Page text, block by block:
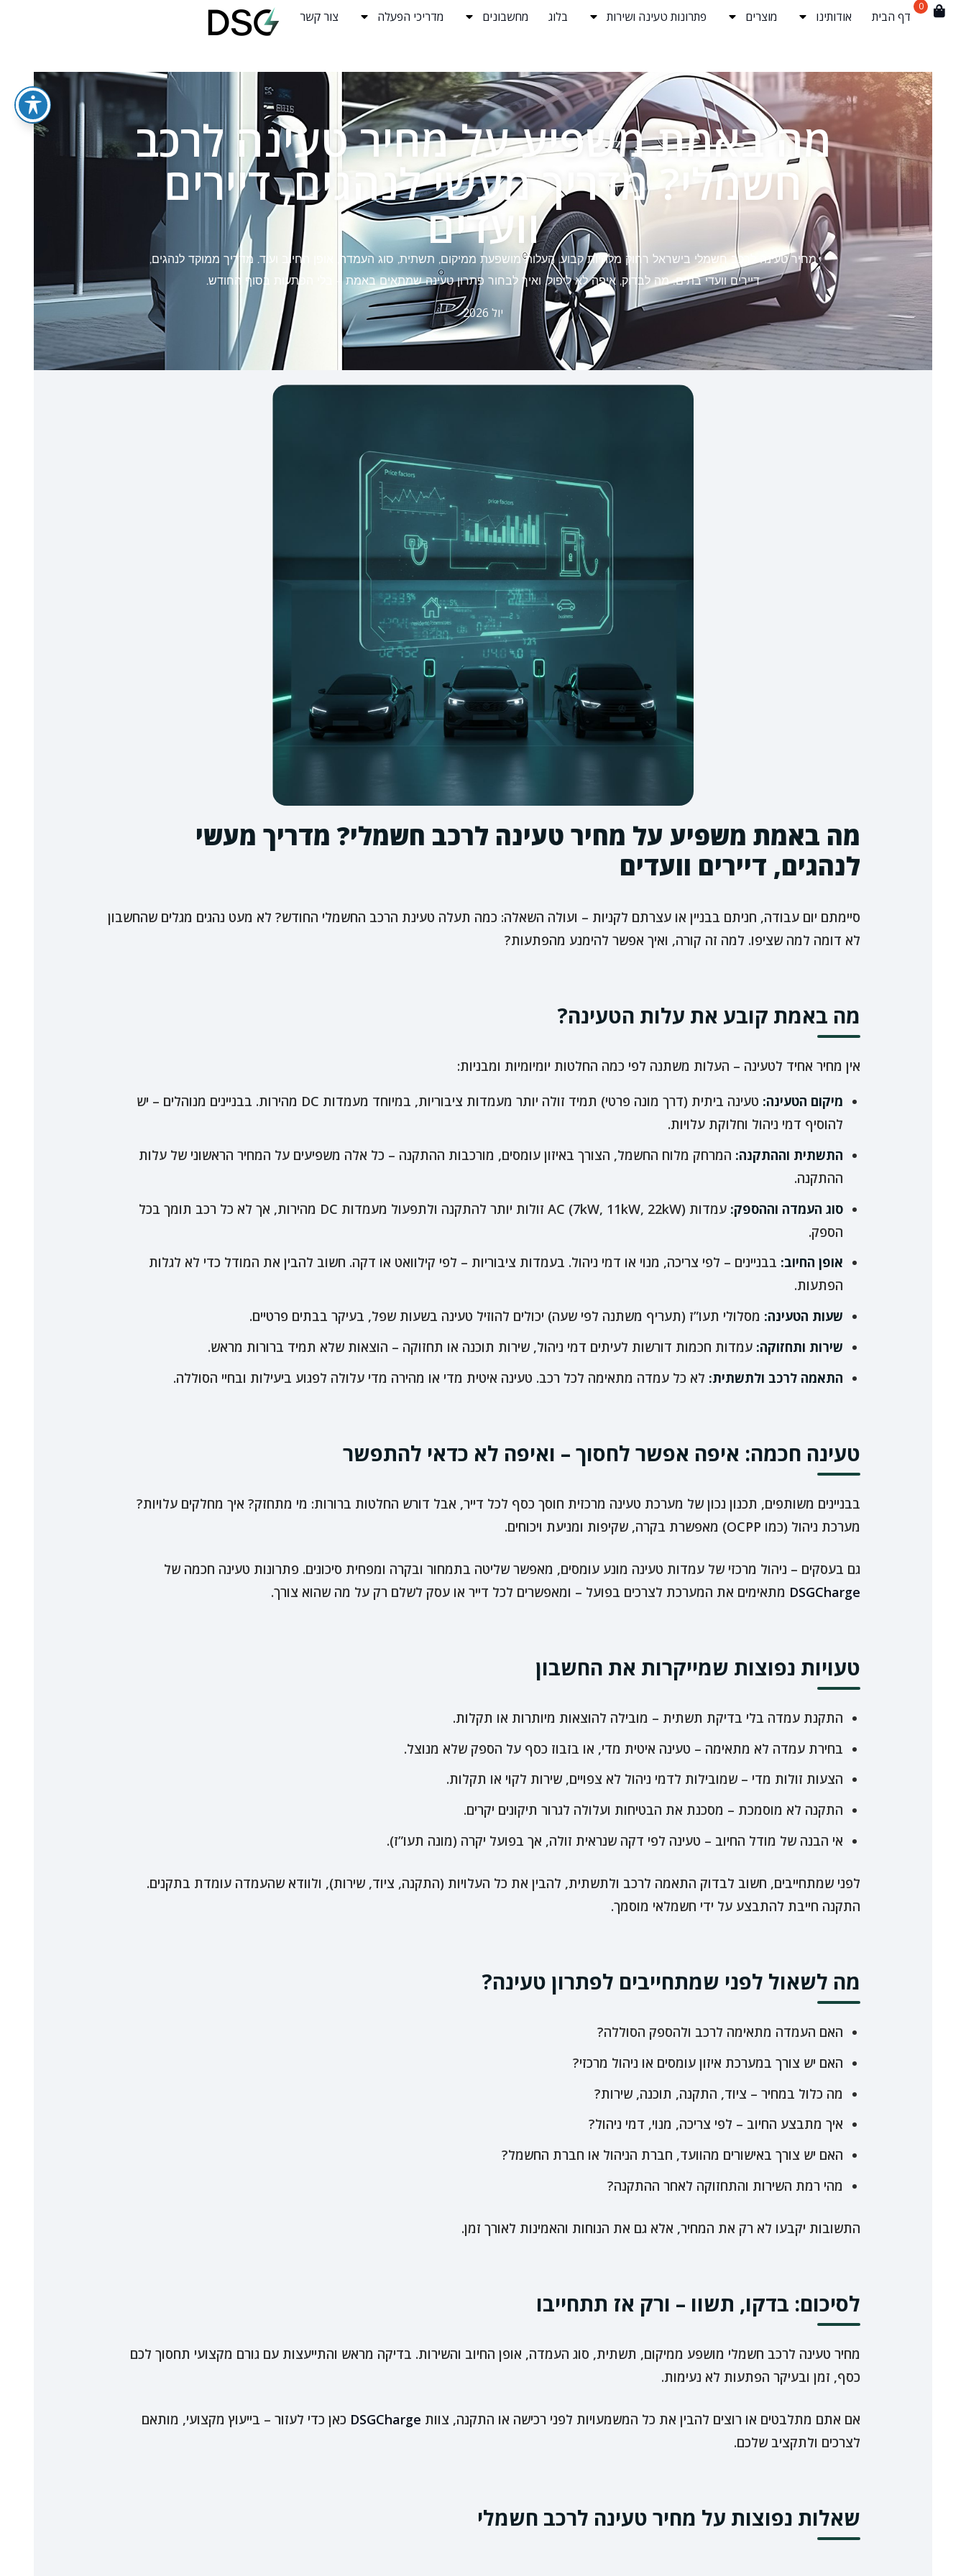
0
דף הבית אודותינו מוצרים פתרונות טעינה ושירות בלוג מחשבונים מדריכי הפעלה צור קשר
מה באמת משפיע על מחיר טעינה לרכב
חשמלי? מדריך מעשי לנהגים, דיירים
וועדים
מחיר טעינה לרכב חשמלי בישראל רחוק מלהיות קבוע. העלות מושפעת ממיקום, תשתית, סוג העמדה, אופן החיוב ועוד. מדריך ממוקד לנהגים,
דיירים וועדי בתים: מה לבדוק, איפה לא ליפול, ואיך לבחור פתרון טעינה שמתאים באמת – בלי הפתעות בסוף החודש.
יול 2026
מה באמת משפיע על מחיר טעינה לרכב חשמלי? מדריך מעשי
לנהגים, דיירים וועדים
סיימתם יום עבודה, חניתם בבניין או עצרתם לקניות – ועולה השאלה: כמה תעלה טעינת הרכב החשמלי החודש? לא מעט נהגים מגלים שהחשבון
לא דומה למה שציפו. למה זה קורה, ואיך אפשר להימנע מהפתעות?
מה באמת קובע את עלות הטעינה?
אין מחיר אחיד לטעינה – העלות משתנה לפי כמה החלטות יומיומיות ומבניות:
מיקום הטעינה:
טעינה ביתית (דרך מונה פרטי) תמיד זולה יותר מעמדות ציבוריות, במיוחד מעמדות DC מהירות. בבניינים מנוהלים – יש
להוסיף דמי ניהול וחלוקת עלויות.
התשתית וההתקנה: המרחק מלוח החשמל, הצורך באיזון עומסים, מורכבות ההתקנה – כל אלה משפיעים על המחיר הראשוני של עלות
ההתקנה.
סוג העמדה וההספק:
עמדות AC (7kW, 11kW, 22kW) זולות יותר להתקנה ולתפעול מעמדות DC מהירות, אך לא כל רכב תומך בכל
הספק.
אופן החיוב: בבניינים – לפי צריכה, מנוי או דמי ניהול. בעמדות ציבוריות – לפי קילוואט או דקה. חשוב להבין את המודל כדי לא לגלות
הפתעות.
שעות הטעינה: מסלולי תעו”ז (תעריף משתנה לפי שעה) יכולים להוזיל טעינה בשעות שפל, בעיקר בבתים פרטיים.
שירות ותחזוקה: עמדות חכמות דורשות לעיתים דמי ניהול, שירות תוכנה או תחזוקה – הוצאות שלא תמיד ברורות מראש.
התאמה לרכב ולתשתית: לא כל עמדה מתאימה לכל רכב. טעינה איטית מדי או מהירה מדי עלולה לפגוע ביעילות ובחיי הסוללה.
טעינה חכמה: איפה אפשר לחסוך – ואיפה לא כדאי להתפשר
בבניינים משותפים, תכנון נכון של מערכת טעינה מרכזית חוסך כסף לכל דייר, אבל דורש החלטות ברורות: מי מתחזק? איך מחלקים עלויות?
מערכת ניהול (כמו OCPP) מאפשרת בקרה, שקיפות ומניעת ויכוחים.
גם בעסקים – ניהול מרכזי של עמדות טעינה מונע עומסים, מאפשר שליטה בתמחור ובקרה ומפחית סיכונים. פתרונות טעינה חכמה של
DSGCharge מתאימים את המערכת לצרכים בפועל – ומאפשרים לכל דייר או עסק לשלם רק על מה שהוא צורך.
טעויות נפוצות שמייקרות את החשבון
התקנת עמדה בלי בדיקת תשתית – מובילה להוצאות מיותרות או תקלות.
בחירת עמדה לא מתאימה – טעינה איטית מדי, או בזבוז כסף על הספק שלא מנוצל.
הצעות זולות מדי – שמובילות לדמי ניהול לא צפויים, שירות לקוי או תקלות.
התקנה לא מוסמכת – מסכנת את הבטיחות ועלולה לגרור תיקונים יקרים.
אי הבנה של מודל החיוב – טעינה לפי דקה שנראית זולה, אך בפועל יקרה (מונה תעו”ז).
לפני שמתחייבים, חשוב לבדוק התאמה לרכב ולתשתית, להבין את כל העלויות (התקנה, ציוד, שירות), ולוודא שהעמדה עומדת בתקנים.
התקנה חייבת להתבצע על ידי חשמלאי מוסמך.
מה לשאול לפני שמתחייבים לפתרון טעינה?
האם העמדה מתאימה לרכב ולהספק הסוללה?
האם יש צורך במערכת איזון עומסים או ניהול מרכזי?
מה כלול במחיר – ציוד, התקנה, תוכנה, שירות?
איך מתבצע החיוב – לפי צריכה, מנוי, דמי ניהול?
האם יש צורך באישורים מהוועד, חברת הניהול או חברת החשמל?
מהי רמת השירות והתחזוקה לאחר ההתקנה?
התשובות יקבעו לא רק את המחיר, אלא גם את הנוחות והאמינות לאורך זמן.
לסיכום: בדקו, תשוו – ורק אז תתחייבו
מחיר טעינה לרכב חשמלי מושפע ממיקום, תשתית, סוג העמדה, אופן החיוב והשירות. בדיקה מראש והתייעצות עם גורם מקצועי תחסוך לכם
כסף, זמן ובעיקר הפתעות לא נעימות.
אם אתם מתלבטים או רוצים להבין את כל המשמעויות לפני רכישה או התקנה, צוות DSGCharge כאן כדי לעזור – בייעוץ מקצועי, מותאם
לצרכים ולתקציב שלכם.
שאלות נפוצות על מחיר טעינה לרכב חשמלי